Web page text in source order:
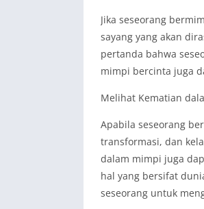
Jika seseorang
sayang yang akan
pertanda bahwa
mimpi bercinta juga
Melihat Kematian
Apabila seseorang
transformasi, dan
dalam mimpi juga
hal yang bersifat
seseorang untuk